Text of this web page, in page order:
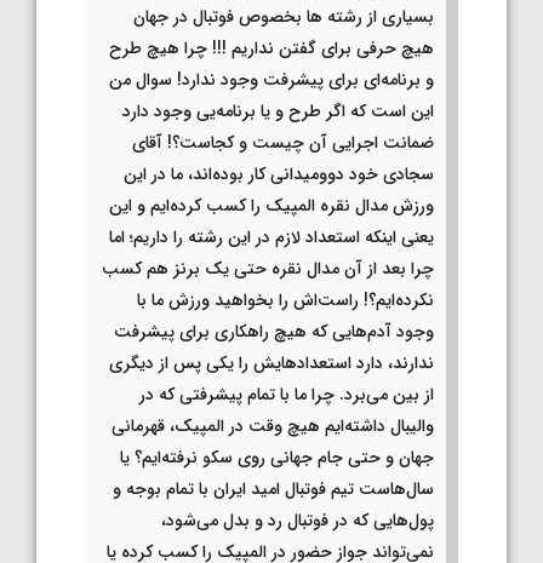
بسیاری از رشته ها بخصوص فوتبال در جهان
هیچ حرفی برای گفتن نداریم !!! چرا هیچ طرح
و برنامه‌ای برای پیشرفت وجود ندارد! سوال من
این است که اگر طرح و یا برنامه‌یی وجود دارد
ضمانت اجرایی آن چیست و کجاست؟! آقای
سجادی خود دوومیدانی کار بوده‌اند، ما در این
ورزش مدال نقره المپیک را کسب کرده‌ایم و این
یعنی اینکه استعداد لازم در این رشته را داریم؛ اما
چرا بعد از آن مدال نقره حتی یک برنز هم کسب
نکرده‌ایم؟! راست‌اش را بخواهید ورزش ما با
وجود آدم‌هایی که هیچ راهکاری برای پیشرفت
ندارند، دارد استعدادهایش را یکی پس از دیگری
از بین می‌برد. چرا ما با تمام پیشرفتی که در
والیبال داشته‌ایم هیچ وقت در المپیک، قهرمانی
جهان و حتی جام جهانی روی سکو نرفته‌ایم؟ یا
سال‌هاست تیم فوتبال امید ایران با تمام بوجه و
پول‌هایی که در فوتبال رد و بدل می‌شود،
نمی‌تواند جواز حضور در المپیک را کسب کرده یا